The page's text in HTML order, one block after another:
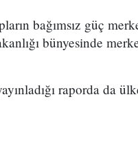
bağımsız güç
bünyesinde
raporda da